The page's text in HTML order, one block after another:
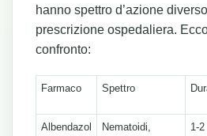
hanno spettro d’azione
prescrizione ospedaliera.
confronto:
Farmaco Spettro
Albendazol
Nematoidi,
1-2